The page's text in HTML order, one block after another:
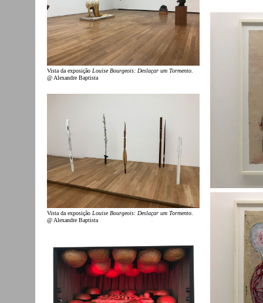
Vista da exposição Louise Bourgeois: Deslaçar um Tormento
@ Alexandre Baptista
Vista da exposição Louise Bourgeois: Deslaçar um Tormento
@ Alexandre Baptista